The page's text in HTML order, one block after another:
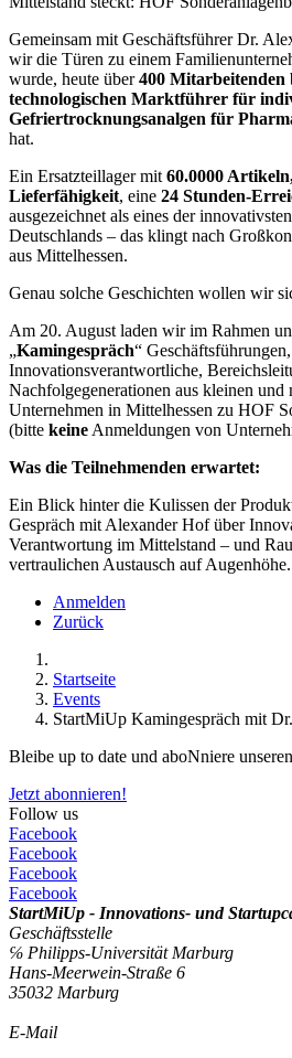
Gemeinsam mit Geschäftsführer Dr.
wir die Türen zu einem
wurde, heute über400 Mitarbeitenden
technologischen Marktführer für
Gefriertrocknungsanalgen für
hat.
Ein Ersatzteillager mit 60.0000
Lieferfähigkeit, eine 24 Stunden-
ausgezeichnet als eines der
Deutschlands – das klingt nach
aus Mittelhessen.
Genau solche Geschichten wollen wir
Am 20. August laden wir im Rahmen
„Kamingespräch“ Geschäftsführungen,
Innovationsverantwortliche,
Nachfolgegenerationen aus kleinen und
Unternehmen in Mittelhessen zu HOF
(bitte keine Anmeldungen von
Was die Teilnehmenden erwartet:
Ein Blick hinter die Kulissen der
Gespräch mit Alexander Hof über
Verantwortung im Mittelstand – und
vertraulichen Austausch auf Augenhöhe.
Anmelden
Zurück
Startseite
Events
StartMiUp Kamingespräch mit
Bleibe up to date und aboNniere
Jetzt abonnieren!
Follow us
Facebook
Facebook
Facebook
Facebook
StartMiUp - Innovations- und
Geschäftsstelle
℅ Philipps-Universität Marburg
Hans-Meerwein-Straße 6
35032 Marburg
E-Mail